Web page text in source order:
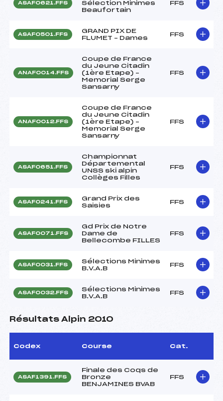
ASAF0621.FFS
Sélection Minimes
Beaufortain
FFS
ASAF0501.FFS
GRAND PIX DE
FLUMET – Dames
FFS
ANAF0014.FFS
Coupe de France
du Jeune Citadin
(1ère Etape) –
Memorial Serge
Sansarny
FFS
ANAF0012.FFS
Coupe de France
du Jeune Citadin
(1ère Etape) –
Memorial Serge
Sansarny
FFS
ASAF0651.FFS
Championnat
Départemental
UNSS ski alpin
Collèges Filles
FFS
ASAF0241.FFS
Grand Prix des
Saisies
FFS
ASAF0071.FFS
Gd Prix de Notre
Dame de
Bellecombe FILLES
FFS
ASAF0031.FFS
Sélections Minimes
B.V.A.B
FFS
ASAF0032.FFS
Sélections Minimes
B.V.A.B
FFS
Résultats Alpin 2010
Codex Course Cat.
ASAF1391.FFS
Finale des Coqs de
Bronze
BENJAMINES BVAB
FFS